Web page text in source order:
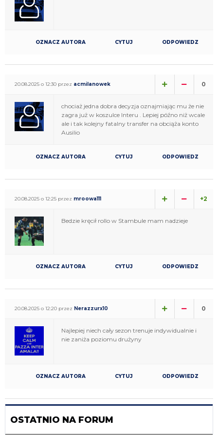
OZNACZ AUTORA CYTUJ ODPOWIEDZ
20.08.2025 o 12:30 przez acmilanowek 0
chociaż jedna dobra decyzja oznajmiając mu że nie
zagra już w koszulce Interu . Lepiej późno niż wcale
ale i tak kolejny fatalny transfer na obciąża konto
Ausilio
OZNACZ AUTORA CYTUJ ODPOWIEDZ
20.08.2025 o 12:25 przez mroowa111 +2
Bedzie kręcił rollo w Stambule mam nadzieje
OZNACZ AUTORA CYTUJ ODPOWIEDZ
20.08.2025 o 12:20 przez Nerazzurx10 0
Najlepiej niech cały sezon trenuje indywidualnie i
nie zaniża poziomu drużyny
OZNACZ AUTORA CYTUJ ODPOWIEDZ
OSTATNIO NA FORUM